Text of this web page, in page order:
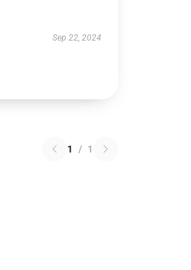
Sep 22, 2024
1 / 1